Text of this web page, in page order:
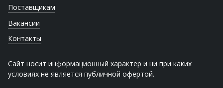
Поставщикам
Вакансии
Контакты
Сайт носит информационный характер и ни при каких
условиях не является публичной офертой.